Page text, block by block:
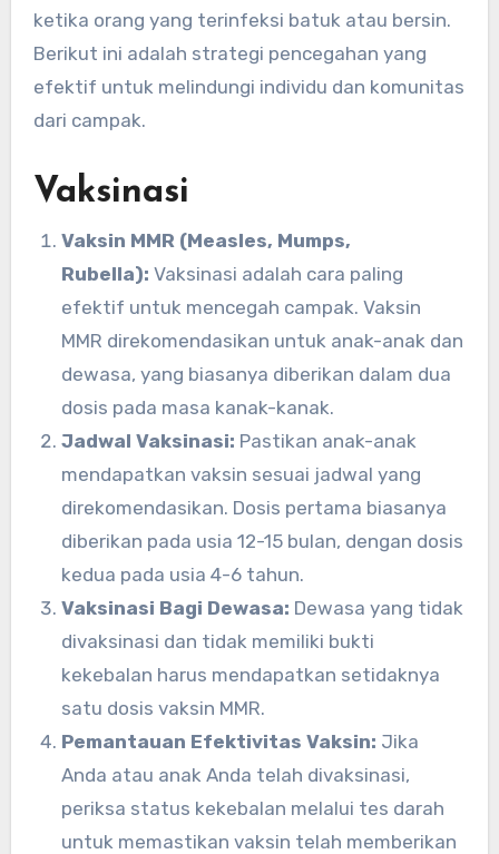
ketika orang yang terinfeksi batuk atau bersin.
Berikut ini adalah strategi pencegahan yang
efektif untuk melindungi individu dan komunitas
dari campak.
Vaksinasi
Vaksin MMR (Measles, Mumps,
Rubella): Vaksinasi adalah cara paling
efektif untuk mencegah campak. Vaksin
MMR direkomendasikan untuk anak-anak dan
dewasa, yang biasanya diberikan dalam dua
dosis pada masa kanak-kanak.
Jadwal Vaksinasi: Pastikan anak-anak
mendapatkan vaksin sesuai jadwal yang
direkomendasikan. Dosis pertama biasanya
diberikan pada usia 12-15 bulan, dengan dosis
kedua pada usia 4-6 tahun.
Vaksinasi Bagi Dewasa: Dewasa yang tidak
divaksinasi dan tidak memiliki bukti
kekebalan harus mendapatkan setidaknya
satu dosis vaksin MMR.
Pemantauan Efektivitas Vaksin: Jika
Anda atau anak Anda telah divaksinasi,
periksa status kekebalan melalui tes darah
untuk memastikan vaksin telah memberikan